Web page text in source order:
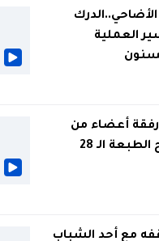
العملية
أعضاء من
الحكومة على افتتاح الطبعة الـ 28
مع أحد الشباب